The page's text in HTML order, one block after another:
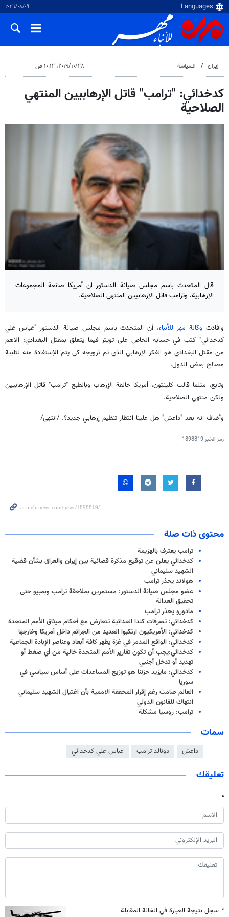
٠٩‏/٠٨‏/٢٠٢٦
إيران السياسة ٢٨‏/١٠‏/٢٠١٩، ١٠:١٢ ص
كدخدائي: "ترامب" قاتل الإرهابيين المنتهي
الصلاحية
قال المتحدث باسم مجلس صيانة الدستور ان أمريكا صانعة المجموعات
الإرهابية، وترامب قاتل الإرهابيين المنتهي الصلاحية.
وافادت وكالة مهر للأنباء، أن المتحدث باسم مجلس صيانة الدستور "عباس علي
كدخدائي" كتب في حسابه الخاص على تويتر فيما يتعلق بمقتل البغدادي: الاهم
من مقتل البغدادي هو الفكر الإرهابي الذي تم ترويجه كي يتم الإستفادة منه لتلبية
مصالح بعض الدول.
وتابع، مثلما قالت كلينتون، أمريكا خالقة الإرهاب وبالطبع "ترامب" قاتل الإرهابيين
ولكن منتهي الصلاحية.
وأضاف انه بعد "داعش" هل علينا انتظار تنظيم إرهابي جديد؟. /انتهى/
رمز الخبر1898819
محتوى ذات صلة
ترامب يعترف بالهزيمة
كدخدائي يعلن عن توقيع مذكرة قضائية بين إيران والعراق بشأن قضية
الشهيد سليماني
هولاند يحذر ترامب
عضو مجلس صيانة الدستور: مستمرين بملاحقة ترامب وبمبيو حتى
تحقيق العدالة
مادورو يحذر ترامب
كدخدائي: تصرفات كندا العدائية تتعارض مع أحكام ميثاق الأمم المتحدة
كدخدائي: الأمريكيون ارتكبوا العديد من الجرائم داخل أمريكا وخارجها
كدخدائي: الواقع المدمر في غزة يظهر كافة أبعاد وعناصر الإبادة الجماعية
كدخدائي:يجب أن تكون تقارير الأمم المتحدة خالية من أي ضغط أو
تهديد أو تدخل أجنبي
كدخدائي: مايزيد حزننا هو توزيع المساعدات على أساس سياسي في
سوريا
العالم صامت رغم إقرار المحققة الاممية بأن اغتيال الشهيد سليماني
انتهاك للقانون الدولي
ترامب: روسيا مشكلة
سمات
داعش دونالد ترامب عباس علي كدخدائي
تعليقك
* سجل نتيجة العبارة في الخانة المقابلة